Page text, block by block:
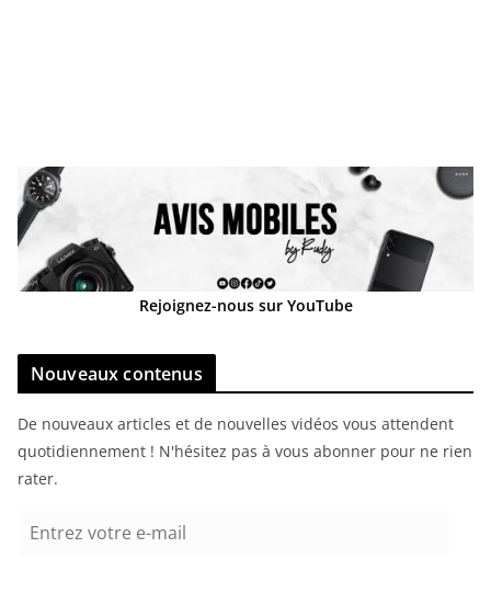
Rejoignez-nous sur YouTube
Nouveaux contenus
De nouveaux articles et de nouvelles vidéos vous attendent
quotidiennement ! N'hésitez pas à vous abonner pour ne rien
rater.